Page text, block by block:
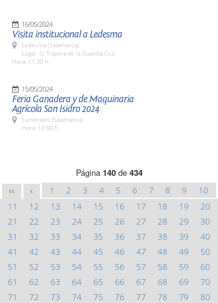
16/05/2024
Visita institucional a Ledesma
Ledesma (Salamanca)
Lugar: C/ Trasera de la Guardia Civil
Hora: 11:30 h.
15/05/2024
Feria Ganadera y de Maquinaria
Agrícola San Isidro 2024
Lumbrales (Salamanca)
Hora: 12:00 h.
Página 140de 434
<< < 1 2 3 4 5 6 7 8 9
10
11
12 13 14 15 16 17 18 19
20
21
22 23 24 25 26 27 28 29
30
31
32 33 34 35 36 37 38 39
40
41
42 43 44 45 46 47 48 49
50
51
52 53 54 55 56 57 58 59
60
61
62 63 64 65 66 67 68 69
70
71
72 73 74 75 76 77 78 79
80